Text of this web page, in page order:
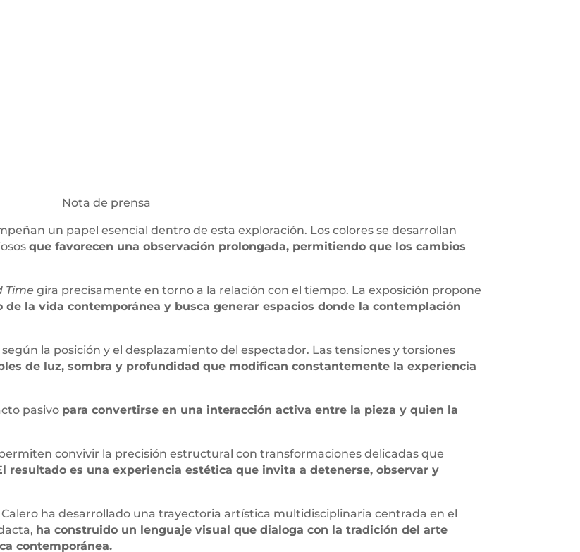
Nota de prensa
un papel esencial dentro de esta exploración. Los colores se desarrollan
que favorecen una observación prolongada, permitiendo que los cambios
Time gira precisamente en torno a la relación con el tiempo. La exposición propone
la vida contemporánea y busca generar espacios donde la contemplación
la posición y el desplazamiento del espectador. Las tensiones y torsiones
de luz, sombra y profundidad que modifican constantemente la experiencia
pasivo para convertirse en una interacción activa entre la pieza y quien la
convivir la precisión estructural con transformaciones delicadas que
resultado es una experiencia estética que invita a detenerse, observar y
Calero ha desarrollado una trayectoria artística multidisciplinaria centrada en el
ha construido un lenguaje visual que dialoga con la tradición del arte
contemporánea.